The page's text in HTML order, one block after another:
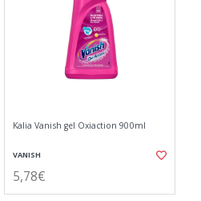
Kalia Vanish gel Oxiaction 900ml
VANISH
5,78€